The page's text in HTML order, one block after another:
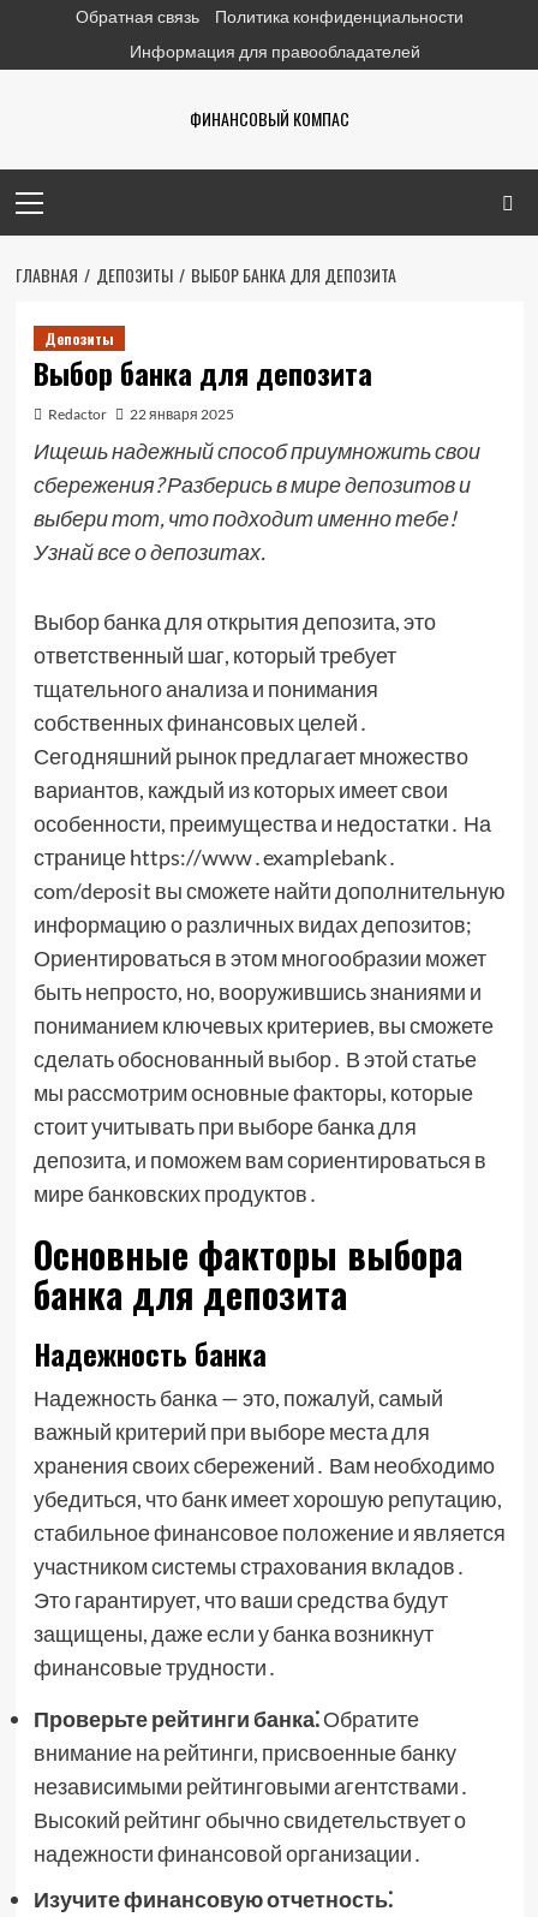
содержимому
Обратная связь
Политика конфиденциальности
Информация для правообладателей
ФИНАНСОВЫЙ КОМПАС
меню
ГЛАВНАЯ ДЕПОЗИТЫ ВЫБОР БАНКА ДЛЯ ДЕПОЗИТА
Депозиты
Выбор банка для депозита
Redactor 22 января 2025
Ищешь надежный способ приумножить свои
сбережения? Разберись в мире депозитов и
выбери тот, что подходит именно тебе!
Узнай все о депозитах.
Выбор банка для открытия депозита, это
ответственный шаг, который требует
тщательного анализа и понимания
собственных финансовых целей․
Сегодняшний рынок предлагает множество
вариантов, каждый из которых имеет свои
особенности, преимущества и недостатки․ На
странице https://www․examplebank․
com/deposit вы сможете найти дополнительную
информацию о различных видах депозитов;
Ориентироваться в этом многообразии может
быть непросто, но, вооружившись знаниями и
пониманием ключевых критериев, вы сможете
сделать обоснованный выбор․ В этой статье
мы рассмотрим основные факторы, которые
стоит учитывать при выборе банка для
депозита, и поможем вам сориентироваться в
мире банковских продуктов․
Основные факторы выбора
банка для депозита
Надежность банка
Надежность банка — это, пожалуй, самый
важный критерий при выборе места для
хранения своих сбережений․ Вам необходимо
убедиться, что банк имеет хорошую репутацию,
стабильное финансовое положение и является
участником системы страхования вкладов․
Это гарантирует, что ваши средства будут
защищены, даже если у банка возникнут
финансовые трудности․
Проверьте рейтинги банка⁚Обратите
внимание на рейтинги, присвоенные банку
независимыми рейтинговыми агентствами․
Высокий рейтинг обычно свидетельствует о
надежности финансовой организации․
Изучите финансовую отчетность⁚